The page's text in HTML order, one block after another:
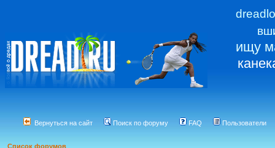
ищу
Вернуться на сайт Поиск по форуму FAQ Пользователи
Список форумов